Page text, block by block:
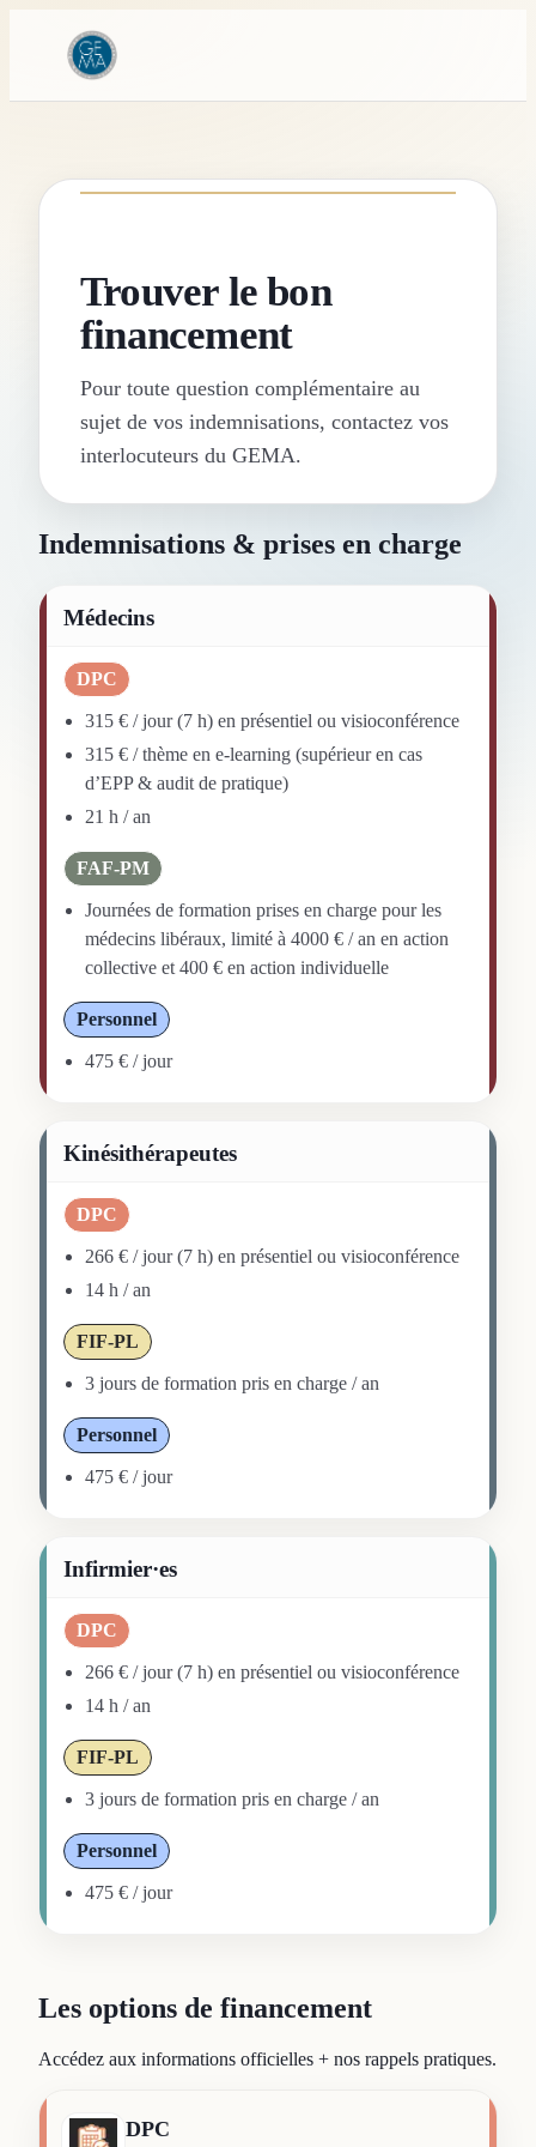
Trouver le bon
financement
Pour toute question complémentaire au
sujet de vos indemnisations, contactez vos
interlocuteurs du GEMA.
Indemnisations & prises en charge
Médecins
DPC
315 € / jour (7 h) en présentiel ou visioconférence
315 € / thème en e-learning (supérieur en cas
d’EPP & audit de pratique)
21 h / an
FAF-PM
Journées de formation prises en charge pour les
médecins libéraux, limité à 4000 € / an en action
collective et 400 € en action individuelle
Personnel
475 € / jour
Kinésithérapeutes
DPC
266 € / jour (7 h) en présentiel ou visioconférence
14 h / an
FIF-PL
3 jours de formation pris en charge / an
Personnel
475 € / jour
Infirmier·es
DPC
266 € / jour (7 h) en présentiel ou visioconférence
14 h / an
FIF-PL
3 jours de formation pris en charge / an
Personnel
475 € / jour
Les options de financement
Accédez aux informations officielles + nos rappels pratiques.
DPC